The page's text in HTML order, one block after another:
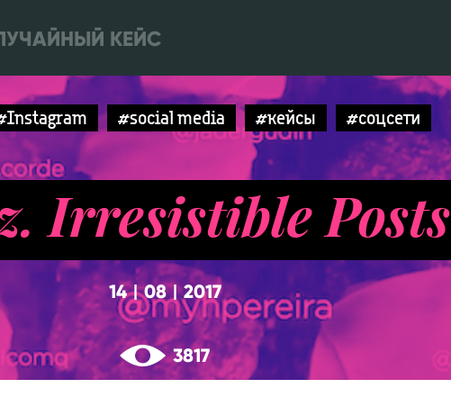
КЕЙС
#social media #кейсы #соцсети
Irresistible Posts
14|08|2017
3817